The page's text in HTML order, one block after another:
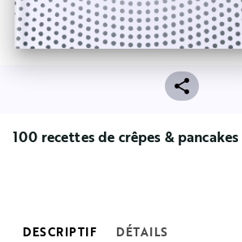
100 recettes de crêpes & pancakes
DESCRIPTIF DÉTAILS